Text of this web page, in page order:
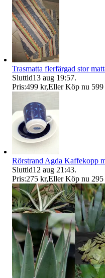
Trasmatta flerfärgad stor
Sluttid13 aug 19:57.
Pris:499 kr,Eller Köp nu
Rörstrand Agda Kaffekopp
Sluttid12 aug 21:43.
Pris:275 kr,Eller Köp nu